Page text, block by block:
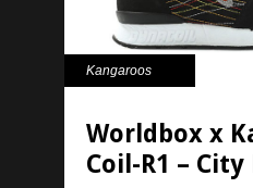
Kangaroos
Worldbox x
Coil-R1 –